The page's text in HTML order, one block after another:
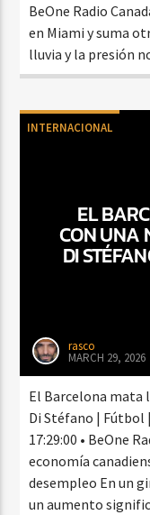
BeOne Radio
en Miami y suma
lluvia y la presión
INTERNACIONAL
EL
CON UNA
DI
rasco
MARCH 29, 2026
El Barcelona mata
Di Stéfano | Fútbol
17:29:00 • BeOne
economía
desempleo En un
un aumento